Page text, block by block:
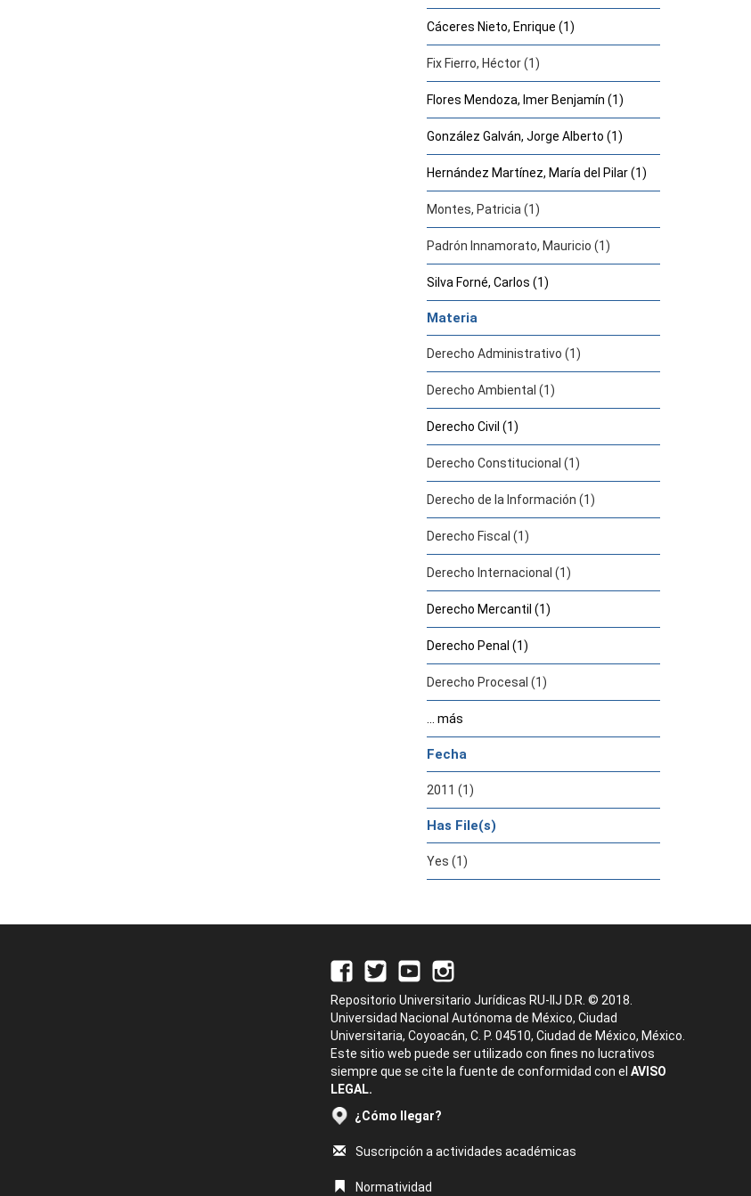
Cáceres Nieto, Enrique (1)
Fix Fierro, Héctor (1)
Flores Mendoza, Imer Benjamín (1)
González Galván, Jorge Alberto (1)
Hernández Martínez, María del Pilar (1)
Montes, Patricia (1)
Padrón Innamorato, Mauricio (1)
Silva Forné, Carlos (1)
Materia
Derecho Administrativo (1)
Derecho Ambiental (1)
Derecho Civil (1)
Derecho Constitucional (1)
Derecho de la Información (1)
Derecho Fiscal (1)
Derecho Internacional (1)
Derecho Mercantil (1)
Derecho Penal (1)
Derecho Procesal (1)
... más
Fecha
2011 (1)
Has File(s)
Yes (1)
Repositorio Universitario Jurídicas RU-IIJ D.R. © 2018.
Universidad Nacional Autónoma de México, Ciudad
Universitaria, Coyoacán, C. P. 04510, Ciudad de México, México.
Este sitio web puede ser utilizado con fines no lucrativos
siempre que se cite la fuente de conformidad con el AVISO
LEGAL.
¿Cómo llegar?
Suscripción a actividades académicas
Normatividad